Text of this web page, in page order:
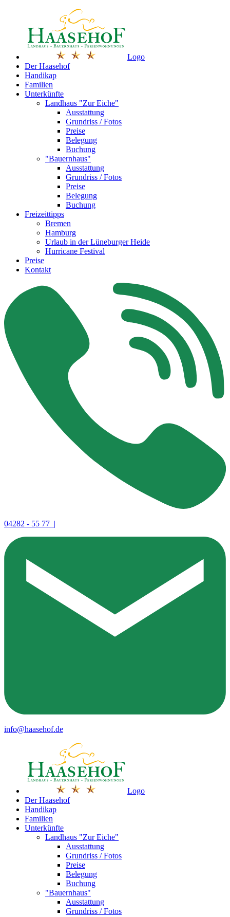
Logo
Der Haasehof
Handikap
Familien
Unterkünfte
Landhaus "Zur Eiche"
Ausstattung
Grundriss / Fotos
Preise
Belegung
Buchung
"Bauernhaus"
Ausstattung
Grundriss / Fotos
Preise
Belegung
Buchung
Freizeittipps
Bremen
Hamburg
Urlaub in der Lüneburger Heide
Hurricane Festival
Preise
Kontakt
04282 - 55 77 |
info@haasehof.de
Logo
Der Haasehof
Handikap
Familien
Unterkünfte
Landhaus "Zur Eiche"
Ausstattung
Grundriss / Fotos
Preise
Belegung
Buchung
"Bauernhaus"
Ausstattung
Grundriss / Fotos